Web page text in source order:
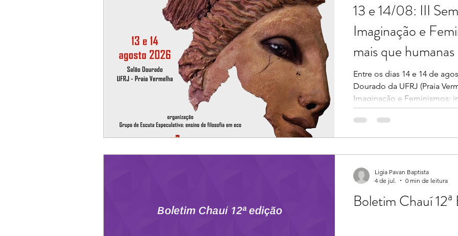
13 e 14/08: III
Imaginação e
mais que humanas
Entre os dias 14 e 14 de
Dourado da UFRJ (Praia
Imaginação e Feminismos:
O seminário propõe abrir
e reflexão em torno das
imaginação e feminismos,
vínculos cotidianos com
Boletim Chauí 12ª
Ligia Pavan Baptista
4 de jul.
0 min de leitura